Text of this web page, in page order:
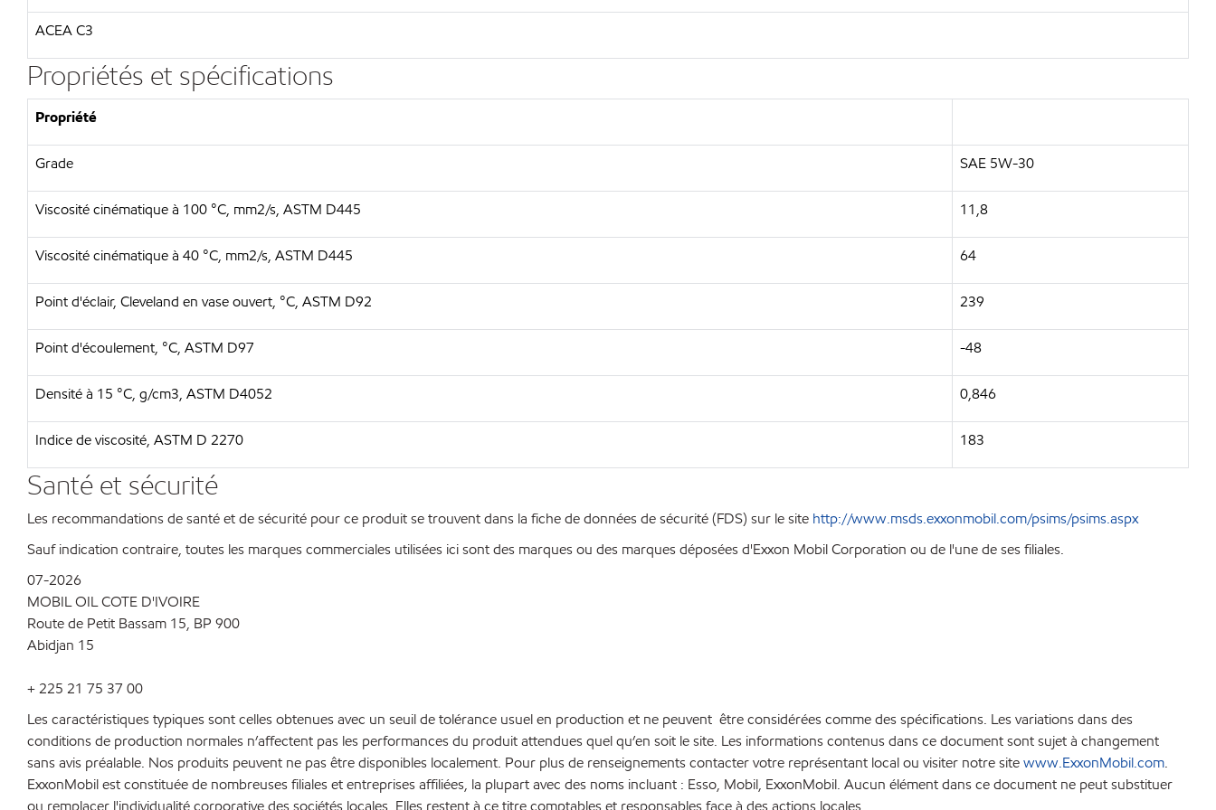
ACEA C3
Propriétés et spécifications
Propriété
Grade SAE 5W-30
Viscosité cinématique à 100 °C, mm2/s, ASTM D445 11,8
Viscosité cinématique à 40 °C, mm2/s, ASTM D445 64
Point d'éclair, Cleveland en vase ouvert, °C, ASTM D92 239
Point d'écoulement, °C, ASTM D97 -48
Densité à 15 °C, g/cm3, ASTM D4052 0,846
Indice de viscosité, ASTM D 2270 183
Santé et sécurité
Les recommandations de santé et de sécurité pour ce produit se trouvent dans la fiche de données de sécurité (FDS) sur le site http://www.msds.exxonmobil.com/psims/psims.aspx
Sauf indication contraire, toutes les marques commerciales utilisées ici sont des marques ou des marques déposées d'Exxon Mobil Corporation ou de l'une de ses filiales.
07-2026
MOBIL OIL COTE D'IVOIRE
Route de Petit Bassam 15, BP 900
Abidjan 15
+ 225 21 75 37 00
Les caractéristiques typiques sont celles obtenues avec un seuil de tolérance usuel en production et ne peuvent être considérées comme des spécifications. Les variations dans des
conditions de production normales n’affectent pas les performances du produit attendues quel qu’en soit le site. Les informations contenus dans ce document sont sujet à changement
sans avis préalable. Nos produits peuvent ne pas être disponibles localement. Pour plus de renseignements contacter votre représentant local ou visiter notre sitewww.ExxonMobil.com.
ExxonMobil est constituée de nombreuses filiales et entreprises affiliées, la plupart avec des noms incluant : Esso, Mobil, ExxonMobil. Aucun élément dans ce document ne peut substituer
ou remplacer l'individualité corporative des sociétés locales. Elles restent à ce titre comptables et responsables face à des actions locales.